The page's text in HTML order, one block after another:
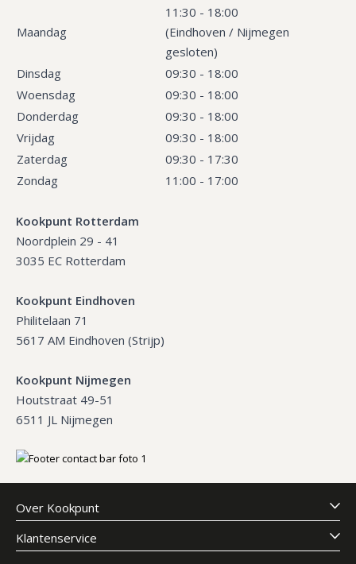
Maandag
11:30 - 18:00
(Eindhoven / Nijmegen
gesloten)
Dinsdag
09:30 - 18:00
Woensdag
09:30 - 18:00
Donderdag
09:30 - 18:00
Vrijdag
09:30 - 18:00
Zaterdag
09:30 - 17:30
Zondag
11:00 - 17:00
Kookpunt Rotterdam
Noordplein 29 - 41
3035 EC Rotterdam
Kookpunt Eindhoven
Philitelaan 71
5617 AM Eindhoven (Strijp)
Kookpunt Nijmegen
Houtstraat 49-51
6511 JL Nijmegen
Over Kookpunt
Klantenservice